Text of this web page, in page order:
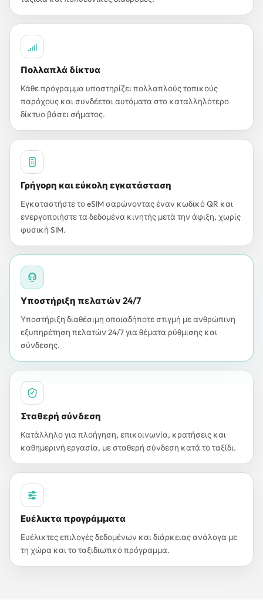
Πολλαπλά δίκτυα
Κάθε πρόγραμμα υποστηρίζει πολλαπλούς τοπικούς
παρόχους και συνδέεται αυτόματα στο καταλληλότερο
δίκτυο βάσει σήματος.
Γρήγορη και εύκολη εγκατάσταση
Εγκαταστήστε το eSIM σαρώνοντας έναν κωδικό QR και
ενεργοποιήστε τα δεδομένα κινητής μετά την άφιξη, χωρίς
φυσική SIM.
Υποστήριξη πελατών 24/7
Υποστήριξη διαθέσιμη οποιαδήποτε στιγμή με ανθρώπινη
εξυπηρέτηση πελατών 24/7 για θέματα ρύθμισης και
σύνδεσης.
Σταθερή σύνδεση
Κατάλληλο για πλοήγηση, επικοινωνία, κρατήσεις και
καθημερινή εργασία, με σταθερή σύνδεση κατά το ταξίδι.
Ευέλικτα προγράμματα
Ευέλικτες επιλογές δεδομένων και διάρκειας ανάλογα με
τη χώρα και το ταξιδιωτικό πρόγραμμα.